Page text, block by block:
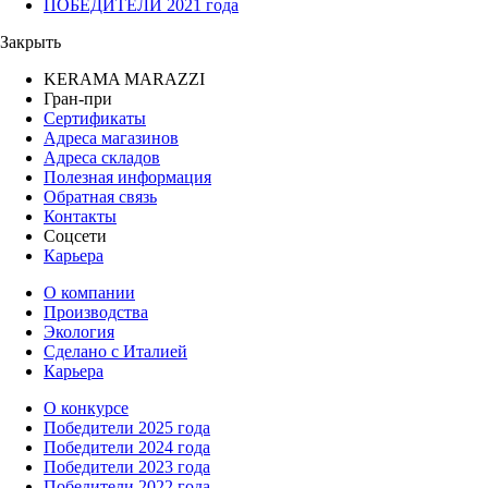
ПОБЕДИТЕЛИ 2021 года
Закрыть
KERAMA MARAZZI
Гран-при
Сертификаты
Адреса магазинов
Адреса складов
Полезная информация
Обратная связь
Контакты
Соцсети
Карьера
О компании
Производства
Экология
Сделано с Италией
Карьера
О конкурсе
Победители 2025 года
Победители 2024 года
Победители 2023 года